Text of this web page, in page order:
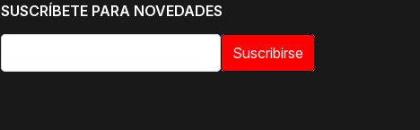
SUSCRÍBETE PARA NOVEDADES
Suscribirse